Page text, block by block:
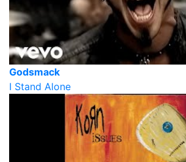
Godsmack
I Stand Alone